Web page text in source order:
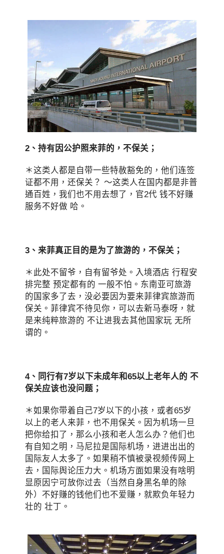
2、持有因公护照来菲的，不保关；
＊这类人都是自带一些特赦豁免的，他们连签
证都不用，还保关？ ～这类人在国内都是非普
通百姓，我们也不用去想了，官2代 钱不好赚
服务不好做 哈。
3、来菲真正目的是为了旅游的，不保关；
＊此处不留爷，自有留爷处。入境酒店 行程安
排完整 预定都有的 一般不怕。东南亚可旅游
的国家多了去，没必要因为要来菲律宾旅游而
保关。菲律宾不待见你，可以去新马泰呀，就
是来纯粹旅游的 不让进我去其他国家玩 无所
谓的。
4、同行有7岁以下未成年和65以上老年人的不
保关应该也没问题 ；
＊如果你带着自己7岁以下的小孩，或者65岁
以上的老人来菲，也不用保关。因为机场一旦
把你给扣了，那么小孩和老人怎么办？他们也
有自知之明，马尼拉是国际机场，进进出出的
国际友人太多了。如果稍不慎被录视频传网上
去，国际舆论压力大。机场方面如果没有啥明
显原因宁可放你过去（当然自身黑名单的除
外）不好赚的钱他们也不爱赚，就欺负年轻力
壮的 壮丁。